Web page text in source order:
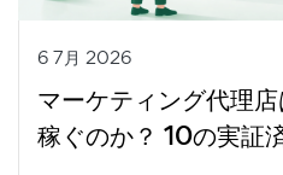
6 7月 2026
マーケティング代理
稼ぐのか？ 10の実証